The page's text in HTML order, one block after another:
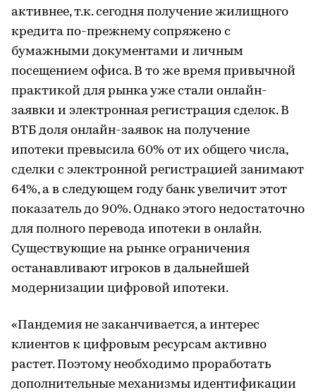
активнее, т.к. сегодня получение жилищного
кредита по-прежнему сопряжено с
бумажными документами и личным
посещением офиса. В то же время привычной
практикой для рынка уже стали онлайн-
заявки и электронная регистрация сделок. В
ВТБ доля онлайн-заявок на получение
ипотеки превысила 60% от их общего числа,
сделки с электронной регистрацией занимают
64%, а в следующем году банк увеличит этот
показатель до 90%. Однако этого недостаточно
для полного перевода ипотеки в онлайн.
Существующие на рынке ограничения
останавливают игроков в дальнейшей
модернизации цифровой ипотеки.
«Пандемия не заканчивается, а интерес
клиентов к цифровым ресурсам активно
растет. Поэтому необходимо проработать
дополнительные механизмы идентификации